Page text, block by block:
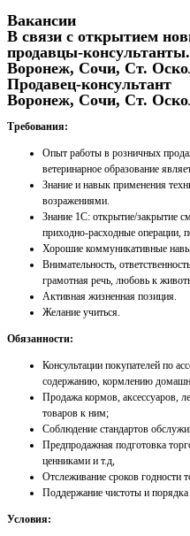
Вакансии
В связи с открытием
продавцы-консультанты.
Воронеж, Сочи, Ст.
Продавец-консультант
Воронеж, Сочи, Ст.
Требования:
Опыт работы в розничных
ветеринарное образование
Знание и навык применения
возражениями.
Знание 1С: открытие/закрытие
приходно-расходные операции,
Хорошие коммуникативные
Внимательность,
грамотная речь, любовь к
Активная жизненная позиция.
Желание учиться.
Обязанности:
Консультации покупателей по
содержанию, кормлению
Продажа кормов, аксессуаров,
товаров к ним;
Соблюдение стандартов
Предпродажная подготовка
ценниками и т.д,
Отслеживание сроков годности
Поддержание чистоты и порядка
Условия: